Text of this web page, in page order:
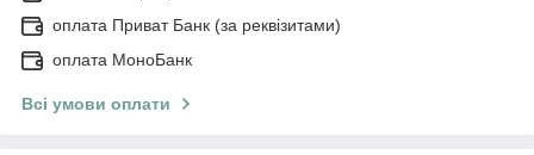
оплата Приват Банк (за реквізитами)
оплата МоноБанк
Всі умови оплати